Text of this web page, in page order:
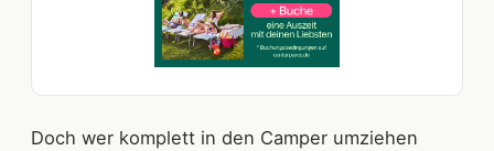
Doch wer komplett in den Camper umziehen